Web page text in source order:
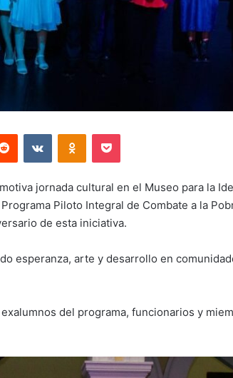
Reddit VKontakteOdnoklassniki
Pocket
jornada cultural en el Museo para la
Piloto Integral de Combate a la
de esta iniciativa.
esperanza, arte y desarrollo en
del programa, funcionarios y